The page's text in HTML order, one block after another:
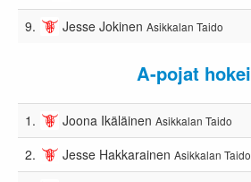
9. Jesse Jokinen Asikkalan Taido
A-pojat hokei
1. Joona Ikäläinen Asikkalan Taido
2. Jesse Hakkarainen Asikkalan Taido